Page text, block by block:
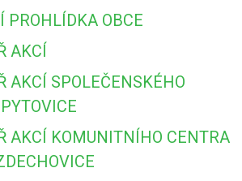
PROHLÍDKA OBCE
AKCÍ
AKCÍ SPOLEČENSKÉHO
AKCÍ KOMUNITNÍHO CENTRA